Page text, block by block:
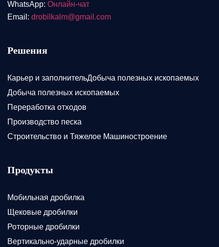
WhatsApp: Онлайн-чат
Email: drobilkalm@gmail.com
Решения
Карьер и заполнительДобыча полезных ископаемых
Добыча полезных ископаемых
Переработка отходов
Производство песка
Строительство и Тяжелое Машиностроение
Продукты
Мобильная дробилка
Щековые дробилки
Роторные дробилки
Вертикально-ударные дробилки